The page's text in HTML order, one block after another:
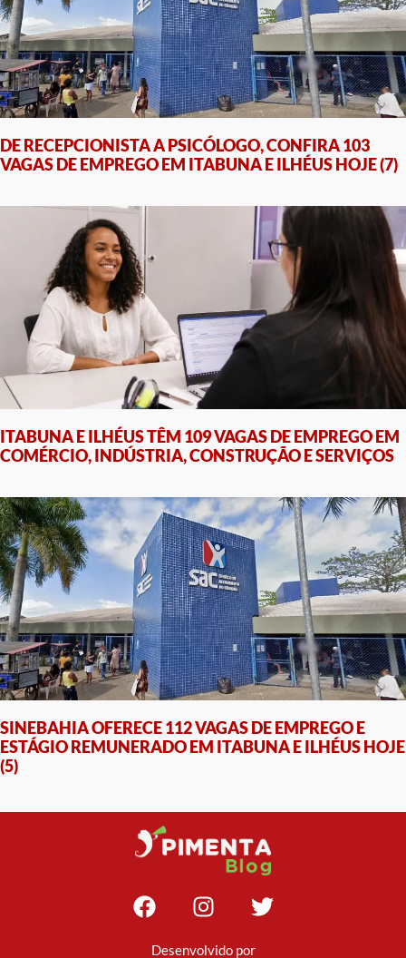
DE RECEPCIONISTA A PSICÓLOGO, CONFIRA 103
VAGAS DE EMPREGO EM ITABUNA E ILHÉUS HOJE (7)
ITABUNA E ILHÉUS TÊM 109 VAGAS DE EMPREGO EM
COMÉRCIO, INDÚSTRIA, CONSTRUÇÃO E SERVIÇOS
SINEBAHIA OFERECE 112 VAGAS DE EMPREGO E
ESTÁGIO REMUNERADO EM ITABUNA E ILHÉUS HOJE
(5)
Desenvolvido por